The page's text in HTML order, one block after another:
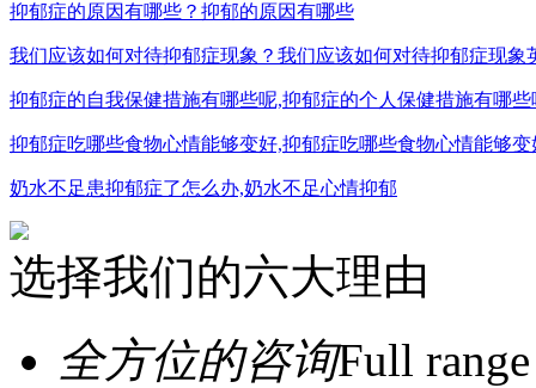
抑郁症的原因有哪些？抑郁的原因有哪些
我们应该如何对待抑郁症现象？我们应该如何对待抑郁症现象
抑郁症的自我保健措施有哪些呢,抑郁症的个人保健措施有哪些
抑郁症吃哪些食物心情能够变好,抑郁症吃哪些食物心情能够变
奶水不足患抑郁症了怎么办,奶水不足心情抑郁
选择我们的六大理由
全方位的咨询Full